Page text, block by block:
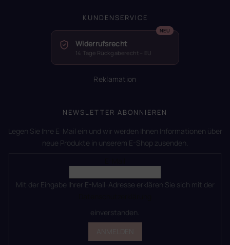
KUNDENSERVICE
Widerrufsrecht
14 Tage Rückgaberecht – EU
Reklamation
NEWSLETTER ABONNIEREN
Legen Sie Ihre E-Mail ein und wir werden Ihnen Informationen über
neue Produkte in unserem E-Shop zusenden.
Mit der Eingabe Ihrer E-Mail-Adresse erklären Sie sich mit der
einverstanden.